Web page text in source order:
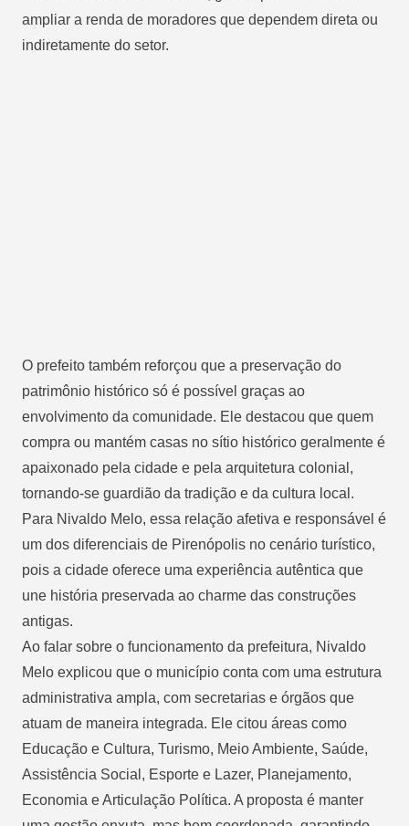
ampliar a renda de moradores que dependem direta ou
indiretamente do setor.
O prefeito também reforçou que a preservação do
patrimônio histórico só é possível graças ao
envolvimento da comunidade. Ele destacou que quem
compra ou mantém casas no sítio histórico geralmente é
apaixonado pela cidade e pela arquitetura colonial,
tornando-se guardião da tradição e da cultura local.
Para Nivaldo Melo, essa relação afetiva e responsável é
um dos diferenciais de Pirenópolis no cenário turístico,
pois a cidade oferece uma experiência autêntica que
une história preservada ao charme das construções
antigas.
Ao falar sobre o funcionamento da prefeitura, Nivaldo
Melo explicou que o município conta com uma estrutura
administrativa ampla, com secretarias e órgãos que
atuam de maneira integrada. Ele citou áreas como
Educação e Cultura, Turismo, Meio Ambiente, Saúde,
Assistência Social, Esporte e Lazer, Planejamento,
Economia e Articulação Política. A proposta é manter